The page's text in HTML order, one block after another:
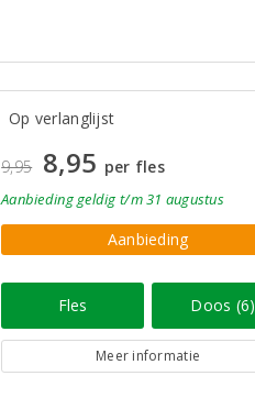
Op verlanglijst
9,95 8,95 per fles
Aanbiedinggeldig t/m 31 augustus
Aanbieding
Fles Doos (6)
Meer informatie